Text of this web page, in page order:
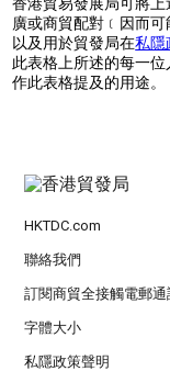
廣或商貿配對﹝因而
以及用於貿發局在私隱
此表格上所述的每一
作此表格提及的用途。
HKTDC.com
聯絡我們
訂閱商貿全接觸電郵通
字體大小
私隱政策聲明